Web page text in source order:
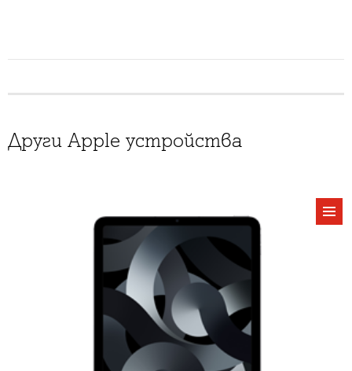
Други Apple устройства
виж